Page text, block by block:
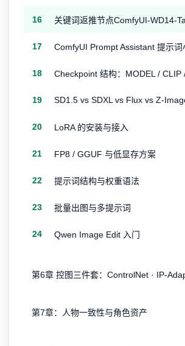
16 关键词返推节点ComfyUI-WD14-
17
18 Checkpoint 结构：MODEL / CLIP
19 SD1.5 vs SDXL vs Flux vs Z-
20 LoRA 的安装与接入
21 FP8 / GGUF 与低显存方案
22 提示词结构与权重语法
23 批量出图与多提示词
24 Qwen Image Edit 入门
第6章 控图三件套：ControlNet · IP-
第7章：人物一致性与角色资产